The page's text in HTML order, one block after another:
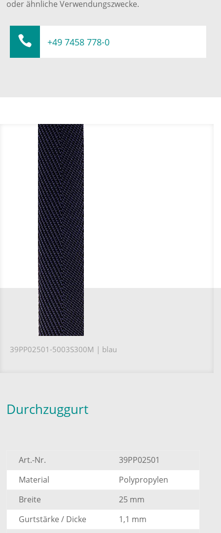
oder ähnliche Verwendungszwecke.
 +49 7458 778-0
39PP02501-5003S300M | blau
Durchzuggurt
Art.-Nr.
39PP02501
Material
Polypropylen
Breite
25 mm
Gurtstärke / Dicke
1,1 mm